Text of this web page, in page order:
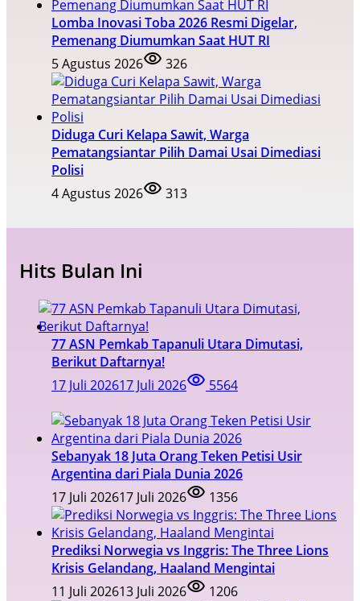
Lomba Inovasi Toba 2026 Resmi Digelar,
Pemenang Diumumkan Saat HUT RI
5 Agustus 2026
326
Diduga Curi Kelapa Sawit, Warga
Pematangsiantar Pilih Damai Usai Dimediasi
Polisi
4 Agustus 2026
313
Hits Bulan Ini
77 ASN Pemkab Tapanuli Utara Dimutasi,
Berikut Daftarnya!
17 Juli 202617 Juli 2026 5564
Sebanyak 18 Juta Orang Teken Petisi Usir
Argentina dari Piala Dunia 2026
17 Juli 202617 Juli 2026 1356
Prediksi Norwegia vs Inggris: The Three Lions
Krisis Gelandang, Haaland Mengintai
11 Juli 202613 Juli 2026 1206